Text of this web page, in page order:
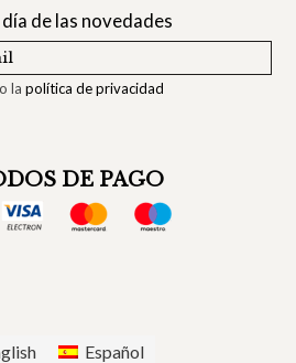
de las novedades
la política de privacidad
DE PAGO
Español